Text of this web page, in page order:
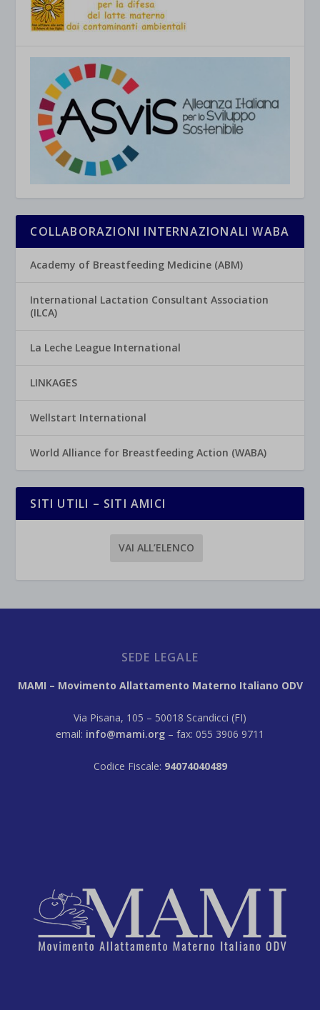
COLLABORAZIONI INTERNAZIONALI WABA
Academy of Breastfeeding Medicine (ABM)
International Lactation Consultant Association
(ILCA)
La Leche League International
LINKAGES
Wellstart International
World Alliance for Breastfeeding Action (WABA)
SITI UTILI – SITI AMICI
VAI ALL’ELENCO
SEDE LEGALE
MAMI – Movimento Allattamento Materno Italiano ODV
Via Pisana, 105 – 50018 Scandicci (FI)
email: info@mami.org – fax: 055 3906 9711
Codice Fiscale: 94074040489